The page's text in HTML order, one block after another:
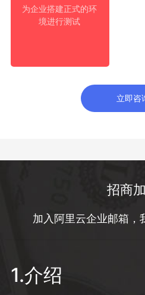
为企业搭建正式的环
境进行测试
立即咨
招商
加入阿里云企业邮箱，
1.介绍